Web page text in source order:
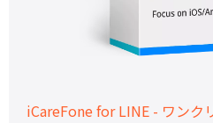
iCareFone for LINE - ワンク